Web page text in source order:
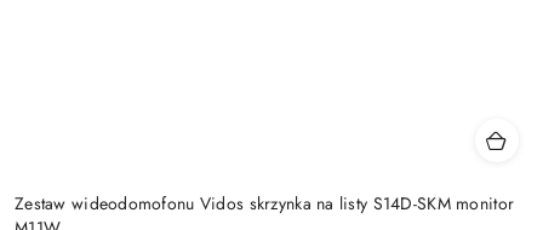
Zestaw wideodomofonu Vidos skrzynka na listy S14D-SKM monitor